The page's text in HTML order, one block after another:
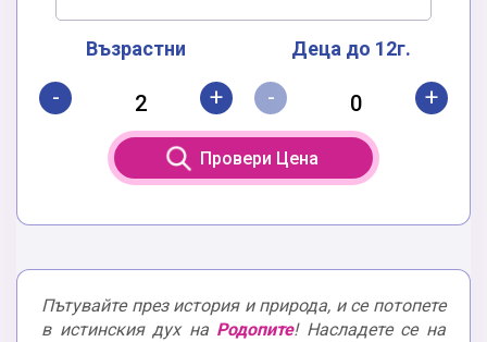
Възрастни Деца до 12г.
Пътувайте през история и природа, и се потопете
в истинския дух на Родопите! Насладете се на